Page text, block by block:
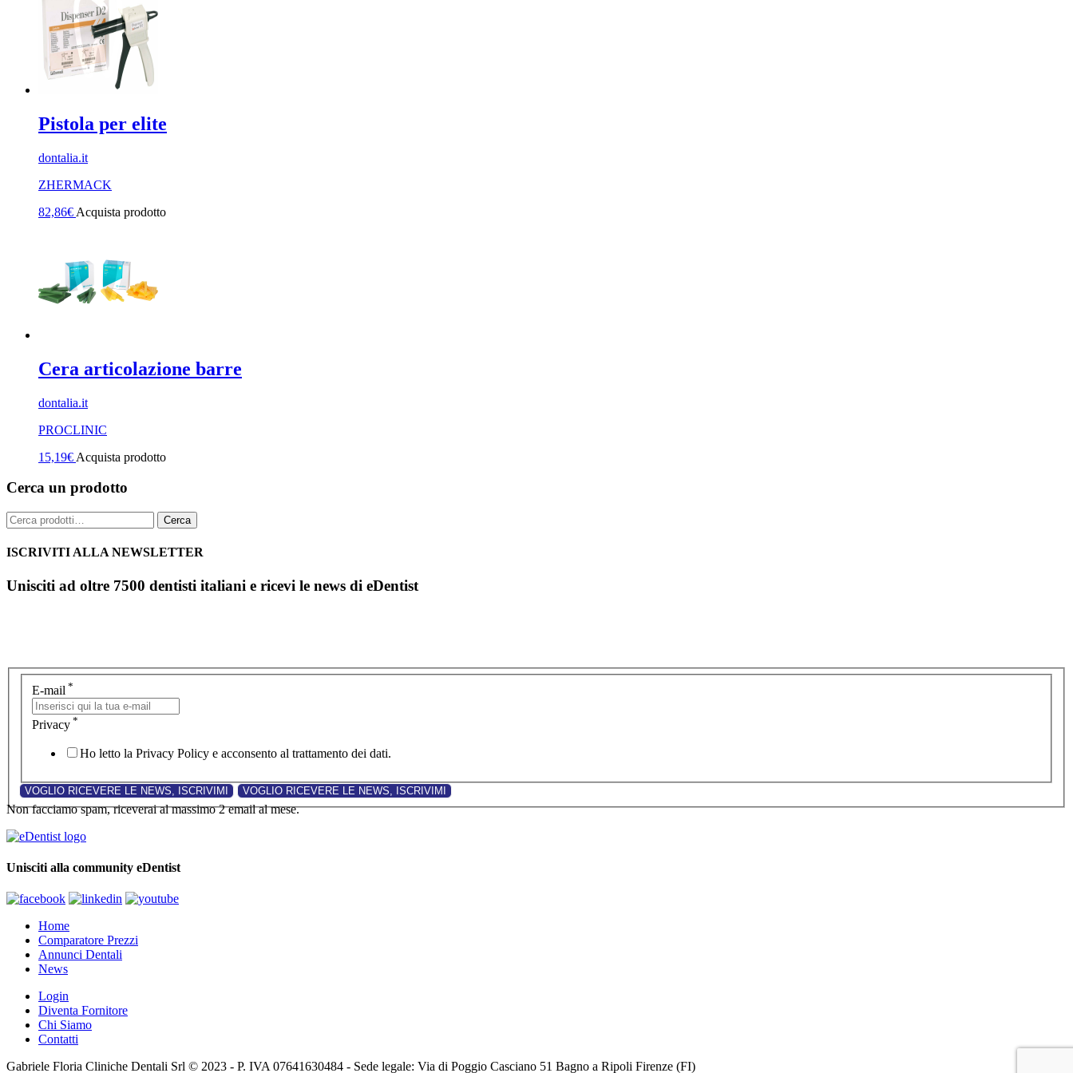
Pistola per elite
dontalia.it
ZHERMACK
82,86€ Acquista prodotto
Cera articolazione barre
dontalia.it
PROCLINIC
15,19€ Acquista prodotto
Cerca un prodotto
Cerca: Cerca
ISCRIVITI ALLA NEWSLETTER
Unisciti ad oltre 7500 dentisti italiani e ricevi le news di eDentist
E-mail *
Privacy *
Ho letto la Privacy Policy e acconsento al trattamento dei dati.
Non facciamo spam, riceverai al massimo 2 email al mese.
Unisciti alla community eDentist
Home
Comparatore Prezzi
Annunci Dentali
News
Login
Diventa Fornitore
Chi Siamo
Contatti
Gabriele Floria Cliniche Dentali Srl © 2023 - P. IVA 07641630484 - Sede legale: Via di Poggio Casciano 51 Bagno a Ripoli Firenze (FI)